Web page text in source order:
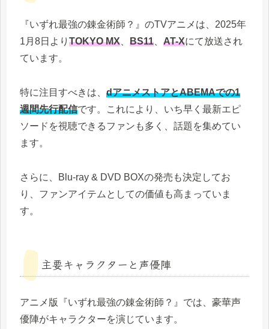
『いずれ最強の錬金術師？』のTVアニメは、2025年
1月8日より TOKYO MX BS11 AT-Xにて放送され
ています。
特に注目すべきは、 dアニメストアとABEMAでの1
週間先行配信です。これにより、いち早く最新エピ
ソードを視聴できるファンも多く、話題を集めてい
ます。
さらに、Blu-ray & DVD BOXの発売も決定してお
り、ファンアイテムとしての価値も高まっていま
す。
主要キャラクターと声優陣
アニメ版『いずれ最強の錬金術師？』では、豪華声
優陣がキャラクターを演じています。